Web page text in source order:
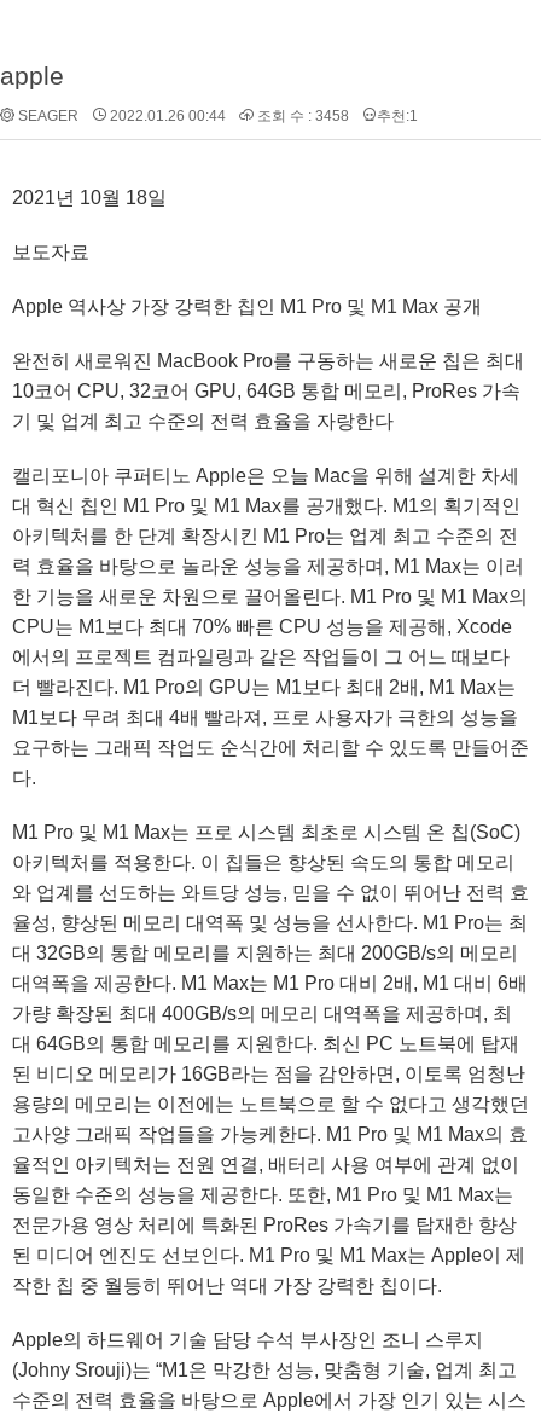
apple
SEAGER 2022.01.26 00:44 조회 수 : 3458 추천:1
2021년 10월 18일
보도자료
Apple 역사상 가장 강력한 칩인 M1 Pro 및 M1 Max 공개
완전히 새로워진 MacBook Pro를 구동하는 새로운 칩은 최대
10코어 CPU, 32코어 GPU, 64GB 통합 메모리, ProRes 가속
기 및 업계 최고 수준의 전력 효율을 자랑한다
캘리포니아 쿠퍼티노 Apple은 오늘 Mac을 위해 설계한 차세
대 혁신 칩인 M1 Pro 및 M1 Max를 공개했다. M1의 획기적인
아키텍처를 한 단계 확장시킨 M1 Pro는 업계 최고 수준의 전
력 효율을 바탕으로 놀라운 성능을 제공하며, M1 Max는 이러
한 기능을 새로운 차원으로 끌어올린다. M1 Pro 및 M1 Max의
CPU는 M1보다 최대 70% 빠른 CPU 성능을 제공해, Xcode
에서의 프로젝트 컴파일링과 같은 작업들이 그 어느 때보다
더 빨라진다. M1 Pro의 GPU는 M1보다 최대 2배, M1 Max는
M1보다 무려 최대 4배 빨라져, 프로 사용자가 극한의 성능을
요구하는 그래픽 작업도 순식간에 처리할 수 있도록 만들어준
다.
M1 Pro 및 M1 Max는 프로 시스템 최초로 시스템 온 칩(SoC)
아키텍처를 적용한다. 이 칩들은 향상된 속도의 통합 메모리
와 업계를 선도하는 와트당 성능, 믿을 수 없이 뛰어난 전력 효
율성, 향상된 메모리 대역폭 및 성능을 선사한다. M1 Pro는 최
대 32GB의 통합 메모리를 지원하는 최대 200GB/s의 메모리
대역폭을 제공한다. M1 Max는 M1 Pro 대비 2배, M1 대비 6배
가량 확장된 최대 400GB/s의 메모리 대역폭을 제공하며, 최
대 64GB의 통합 메모리를 지원한다. 최신 PC 노트북에 탑재
된 비디오 메모리가 16GB라는 점을 감안하면, 이토록 엄청난
용량의 메모리는 이전에는 노트북으로 할 수 없다고 생각했던
고사양 그래픽 작업들을 가능케한다. M1 Pro 및 M1 Max의 효
율적인 아키텍처는 전원 연결, 배터리 사용 여부에 관계 없이
동일한 수준의 성능을 제공한다. 또한, M1 Pro 및 M1 Max는
전문가용 영상 처리에 특화된 ProRes 가속기를 탑재한 향상
된 미디어 엔진도 선보인다. M1 Pro 및 M1 Max는 Apple이 제
작한 칩 중 월등히 뛰어난 역대 가장 강력한 칩이다.
Apple의 하드웨어 기술 담당 수석 부사장인 조니 스루지
(Johny Srouji)는 “M1은 막강한 성능, 맞춤형 기술, 업계 최고
수준의 전력 효율을 바탕으로 Apple에서 가장 인기 있는 시스